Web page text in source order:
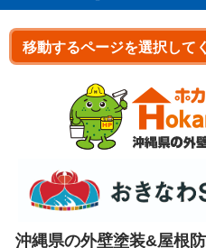
沖縄県の外壁塗装&屋根